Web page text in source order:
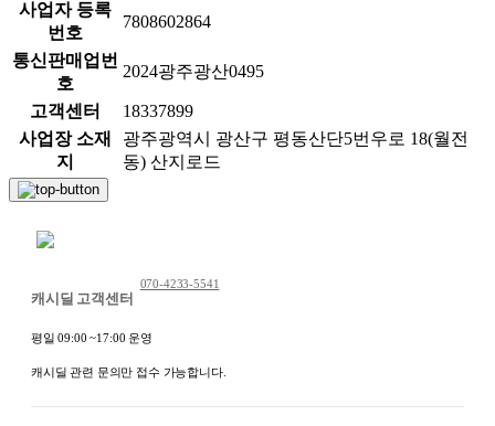
사업자 등록
번호
7808602864
통신판매업번
호
2024광주광산0495
고객센터
18337899
사업장 소재
지
광주광역시 광산구 평동산단5번우로 18(월전
동) 산지로드
캐시딜 고객센터
070-4233-5541
평일 09:00 ~17:00 운영
캐시딜 관련 문의만 접수 가능합니다.